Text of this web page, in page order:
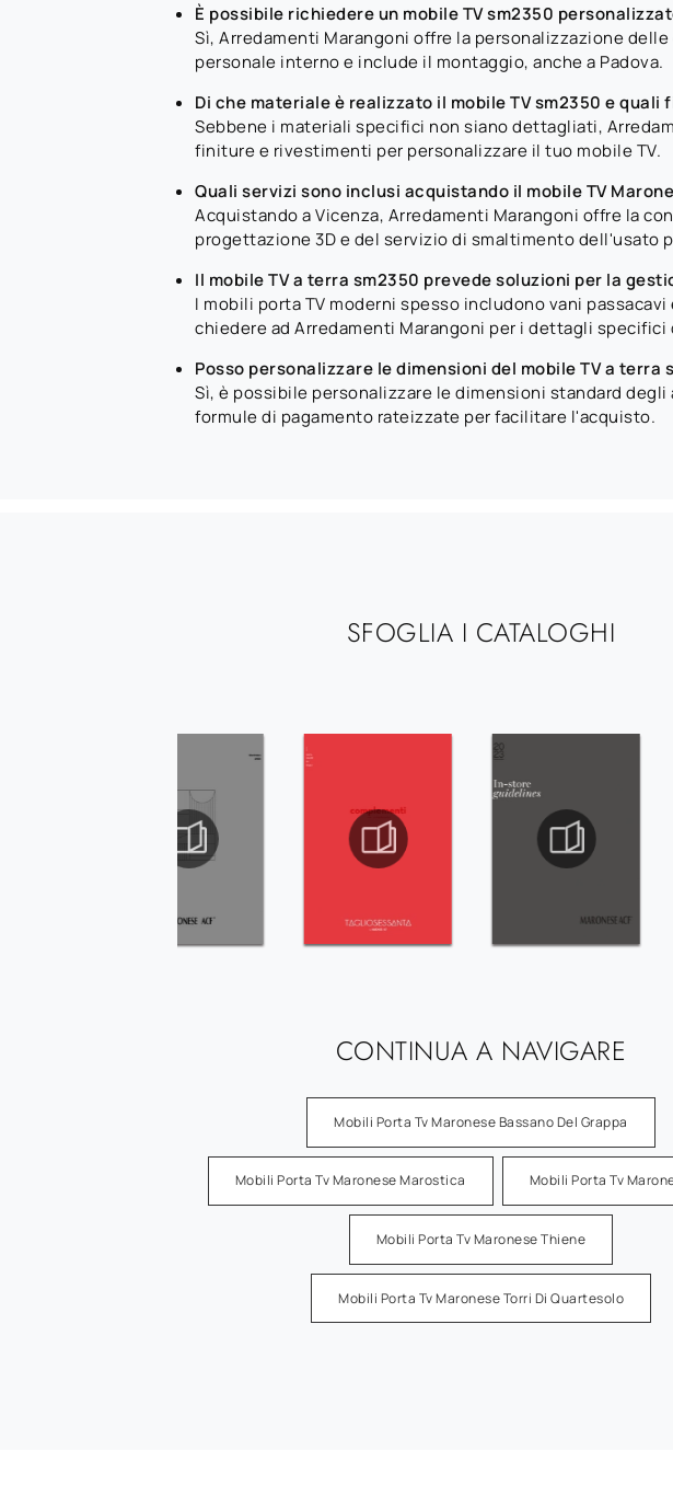
È possibile richiedere un mobile TV sm2350
Sì, Arredamenti Marangoni offre la personalizzazione
personale interno e include il montaggio, anche a Padova.
Di che materiale è realizzato il mobile TV sm2350 e
Sebbene i materiali specifici non siano dettagliati,
finiture e rivestimenti per personalizzare il tuo mobile TV.
Quali servizi sono inclusi acquistando il mobile TV
Acquistando a Vicenza, Arredamenti Marangoni offre la
progettazione 3D e del servizio di smaltimento dell'usato
Il mobile TV a terra sm2350 prevede soluzioni per la
I mobili porta TV moderni spesso includono vani
chiedere ad Arredamenti Marangoni per i dettagli
Posso personalizzare le dimensioni del mobile TV a
Sì, è possibile personalizzare le dimensioni standard
formule di pagamento rateizzate per facilitare l'acquisto.
SFOGLIA I CATALOGHI
CONTINUA A NAVIGARE
Mobili Porta Tv Maronese Bassano Del Grappa
Mobili Porta Tv Maronese Marostica Mobili Porta Tv
Mobili Porta Tv Maronese Thiene
Mobili Porta Tv Maronese Torri Di Quartesolo